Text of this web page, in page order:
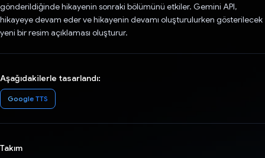
gönderildiğinde hikayenin sonraki bölümünü etkiler. Gemini API,
hikayeye devam eder ve hikayenin devamı oluşturulurken gösterilecek
yeni bir resim açıklaması oluşturur.
Aşağıdakilerle tasarlandı:
Google TTS
Takım